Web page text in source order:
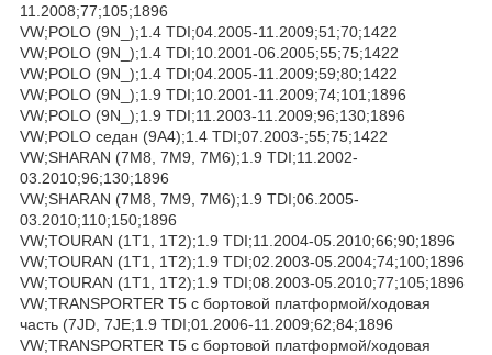
11.2008;77;105;1896
VW;POLO (9N_);1.4 TDI;04.2005-11.2009;51;70;1422
VW;POLO (9N_);1.4 TDI;10.2001-06.2005;55;75;1422
VW;POLO (9N_);1.4 TDI;04.2005-11.2009;59;80;1422
VW;POLO (9N_);1.9 TDI;10.2001-11.2009;74;101;1896
VW;POLO (9N_);1.9 TDI;11.2003-11.2009;96;130;1896
VW;POLO седан (9A4);1.4 TDI;07.2003-;55;75;1422
VW;SHARAN (7M8, 7M9, 7M6);1.9 TDI;11.2002-
03.2010;96;130;1896
VW;SHARAN (7M8, 7M9, 7M6);1.9 TDI;06.2005-
03.2010;110;150;1896
VW;TOURAN (1T1, 1T2);1.9 TDI;11.2004-05.2010;66;90;1896
VW;TOURAN (1T1, 1T2);1.9 TDI;02.2003-05.2004;74;100;1896
VW;TOURAN (1T1, 1T2);1.9 TDI;08.2003-05.2010;77;105;1896
VW;TRANSPORTER T5 c бортовой платформой/ходовая
часть (7JD, 7JE;1.9 TDI;01.2006-11.2009;62;84;1896
VW;TRANSPORTER T5 c бортовой платформой/ходовая